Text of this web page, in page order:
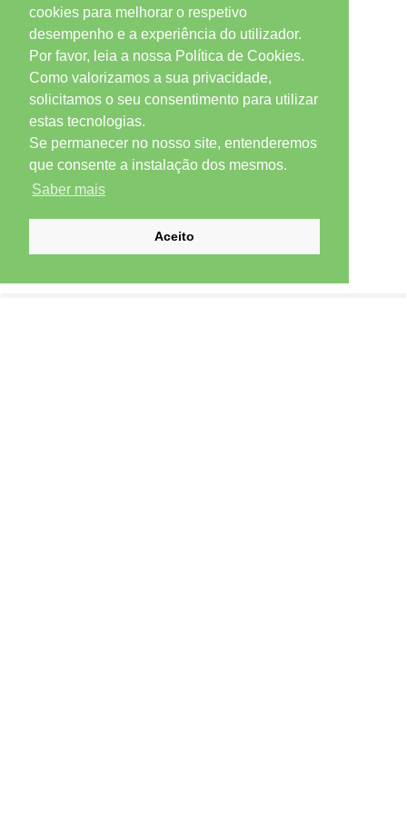
cookies para melhorar o respetivo
desempenho e a experiência do utilizador.
Por favor, leia a nossa Política de Cookies.
Como valorizamos a sua privacidade,
solicitamos o seu consentimento para utilizar
estas tecnologias.
Se permanecer no nosso site, entenderemos
que consente a instalação dos mesmos.
Saber mais
Aceito